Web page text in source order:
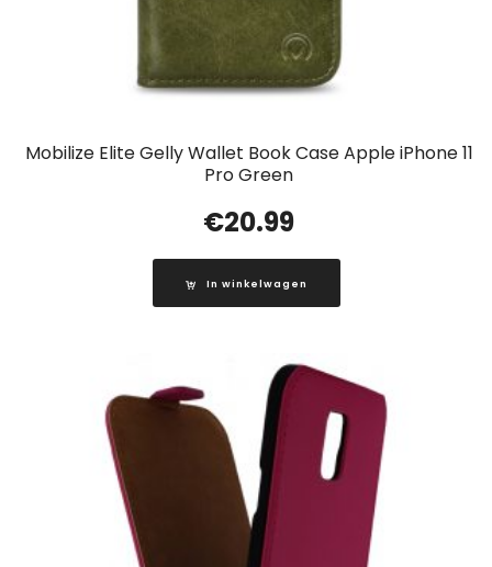
Mobilize Elite Gelly Wallet Book Case Apple iPhone 11
Pro Green
€20.99
In winkelwagen